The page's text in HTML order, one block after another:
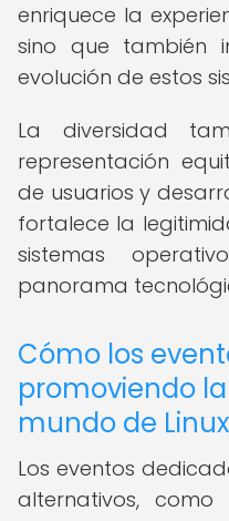
enriquece la
sino que también
evolución de estos
La diversidad
representación
de usuarios y
fortalece la
sistemas
panorama
Cómo los
promoviendo
mundo de
Los eventos
alternativos, como